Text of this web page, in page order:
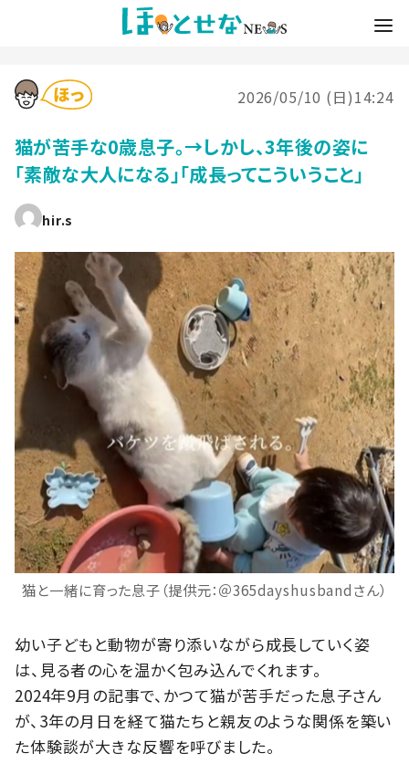
2026/05/10 (日)14:24
猫が苦手な0歳息子。→しかし、3年後の姿に
「素敵な大人になる」「成長ってこういうこと」
hir.s
猫と一緒に育った息子（提供元：＠365dayshusbandさん）
幼い子どもと動物が寄り添いながら成長していく姿
は、見る者の心を温かく包み込んでくれます。
2024年9月の記事で、かつて猫が苦手だった息子さん
が、3年の月日を経て猫たちと親友のような関係を築い
た体験談が大きな反響を呼びました。